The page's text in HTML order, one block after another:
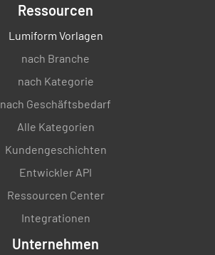
durchgeführt?
K.A.
Neuvermessung
Ergebnis wurde bestätigt?
Ressourcen
Lumiform Vorlagen
nach Branche
nach Kategorie
nach Geschäftsbedarf
Alle Kategorien
Kundengeschichten
Entwickler API
Ressourcen Center
Integrationen
Unternehmen